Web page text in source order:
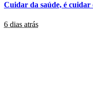
Cuidar da saúde, é cuidar
6 dias atrás